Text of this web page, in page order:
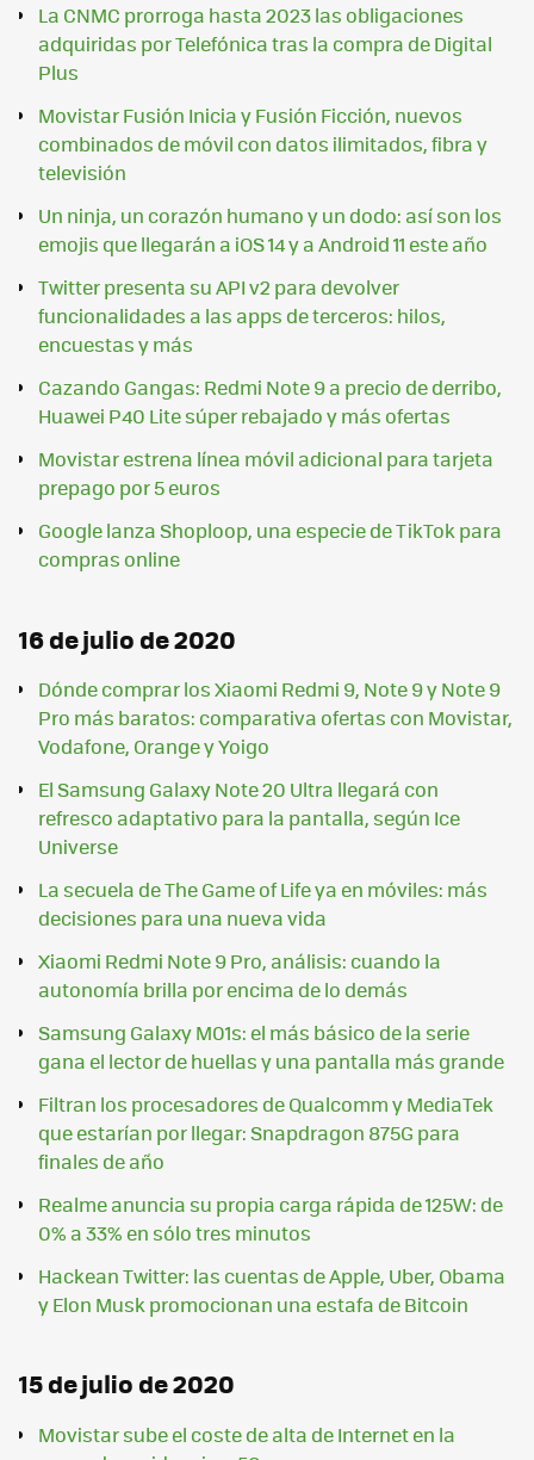
La CNMC prorroga hasta 2023 las obligaciones
adquiridas por Telefónica tras la compra de Digital
Plus
Movistar Fusión Inicia y Fusión Ficción, nuevos
combinados de móvil con datos ilimitados, fibra y
televisión
Un ninja, un corazón humano y un dodo: así son los
emojis que llegarán a iOS 14 y a Android 11 este año
Twitter presenta su API v2 para devolver
funcionalidades a las apps de terceros: hilos,
encuestas y más
Cazando Gangas: Redmi Note 9 a precio de derribo,
Huawei P40 Lite súper rebajado y más ofertas
Movistar estrena línea móvil adicional para tarjeta
prepago por 5 euros
Google lanza Shoploop, una especie de TikTok para
compras online
16 de julio de 2020
Dónde comprar los Xiaomi Redmi 9, Note 9 y Note 9
Pro más baratos: comparativa ofertas con Movistar,
Vodafone, Orange y Yoigo
El Samsung Galaxy Note 20 Ultra llegará con
refresco adaptativo para la pantalla, según Ice
Universe
La secuela de The Game of Life ya en móviles: más
decisiones para una nueva vida
Xiaomi Redmi Note 9 Pro, análisis: cuando la
autonomía brilla por encima de lo demás
Samsung Galaxy M01s: el más básico de la serie
gana el lector de huellas y una pantalla más grande
Filtran los procesadores de Qualcomm y MediaTek
que estarían por llegar: Snapdragon 875G para
finales de año
Realme anuncia su propia carga rápida de 125W: de
0% a 33% en sólo tres minutos
Hackean Twitter: las cuentas de Apple, Uber, Obama
y Elon Musk promocionan una estafa de Bitcoin
15 de julio de 2020
Movistar sube el coste de alta de Internet en la